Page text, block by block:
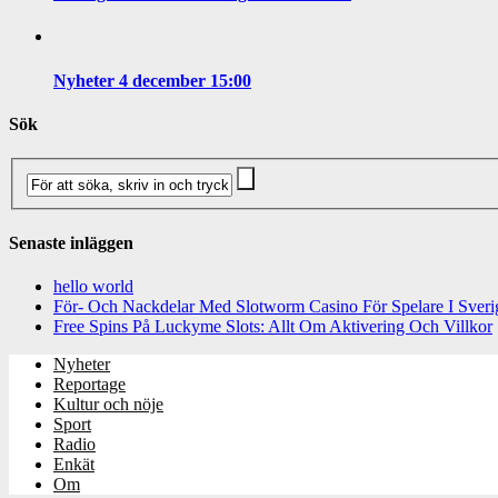
Nyheter 4 december 15:00
Sök
Senaste inläggen
hello world
För- Och Nackdelar Med Slotworm Casino För Spelare I
Free Spins På Luckyme Slots: Allt Om Aktivering Och Villkor
Nyheter
Reportage
Kultur och nöje
Sport
Radio
Enkät
Om